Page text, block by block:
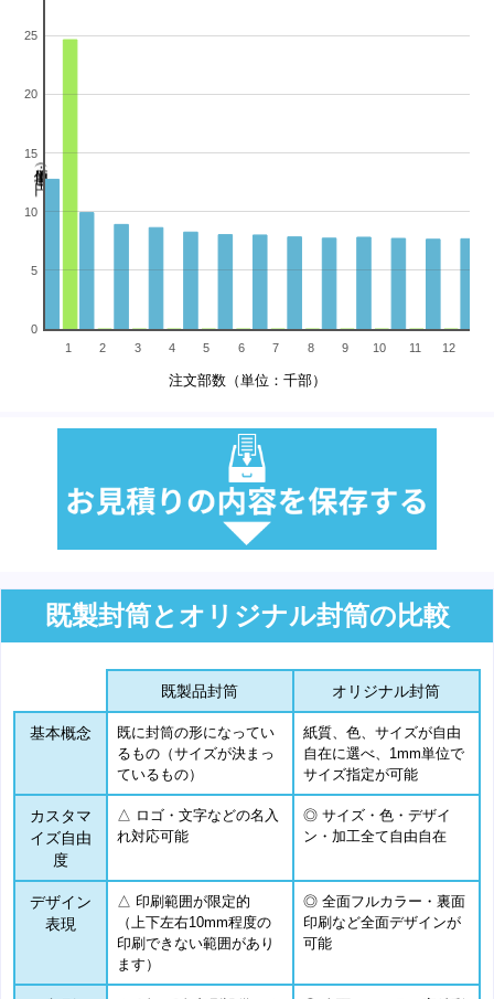
単価（単位：円）
1 2 3 4 5 6 7 8 9 10 11 12
0
5
10
15
20
25
注文部数（単位：千部）
既製封筒とオリジナル封筒の比較
既製品封筒 オリジナル封筒
基本概念
既に封筒の形になってい
るもの（サイズが決まっ
ているもの）
紙質、色、サイズが自由
自在に選べ、1mm単位で
サイズ指定が可能
カスタマ
イズ自由
度
△ ロゴ・文字などの名入
れ対応可能
◎ サイズ・色・デザイ
ン・加工全て自由自在
デザイン
表現
△ 印刷範囲が限定的
（上下左右10mm程度の
印刷できない範囲があり
ます）
◎ 全面フルカラー・裏面
印刷など全面デザインが
可能